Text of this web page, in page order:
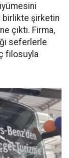
birlikte şirketin
çıktı. Firma,
seferlerle
filosuyla